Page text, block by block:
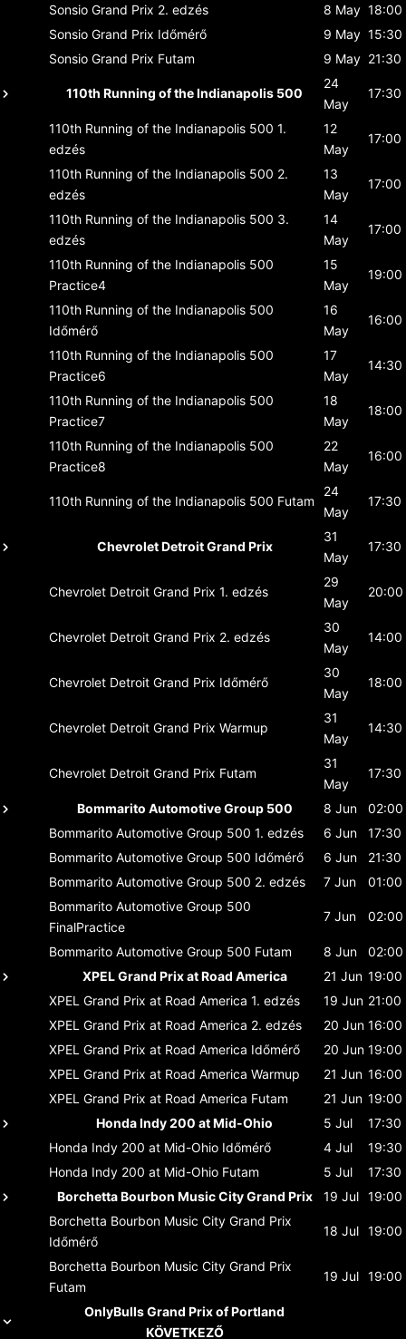
Sonsio Grand Prix 2. edzés 8 May 18:00
Sonsio Grand Prix Időmérő 9 May 15:30
Sonsio Grand Prix Futam 9 May 21:30
110th Running of the Indianapolis 500
24
May
17:30
110th Running of the Indianapolis 500 1.
edzés
12
May
17:00
110th Running of the Indianapolis 500 2.
edzés
13
May
17:00
110th Running of the Indianapolis 500 3.
edzés
14
May
17:00
110th Running of the Indianapolis 500
Practice4
15
May
19:00
110th Running of the Indianapolis 500
Időmérő
16
May
16:00
110th Running of the Indianapolis 500
Practice6
17
May
14:30
110th Running of the Indianapolis 500
Practice7
18
May
18:00
110th Running of the Indianapolis 500
Practice8
22
May
16:00
110th Running of the Indianapolis 500 Futam
24
May
17:30
Chevrolet Detroit Grand Prix
31
May
17:30
Chevrolet Detroit Grand Prix 1. edzés
29
May
20:00
Chevrolet Detroit Grand Prix 2. edzés
30
May
14:00
Chevrolet Detroit Grand Prix Időmérő
30
May
18:00
Chevrolet Detroit Grand Prix Warmup
31
May
14:30
Chevrolet Detroit Grand Prix Futam
31
May
17:30
Bommarito Automotive Group 500 8 Jun
02:00
Bommarito Automotive Group 500 1. edzés 6 Jun
17:30
Bommarito Automotive Group 500 Időmérő 6 Jun
21:30
Bommarito Automotive Group 500 2. edzés 7 Jun
01:00
Bommarito Automotive Group 500
FinalPractice
7 Jun 02:00
Bommarito Automotive Group 500 Futam 8 Jun
02:00
XPEL Grand Prix at Road America
21 Jun 19:00
XPEL Grand Prix at Road America 1. edzés 19 Jun 21:00
XPEL Grand Prix at Road America 2. edzés 20 Jun 16:00
XPEL Grand Prix at Road America Időmérő 20 Jun 19:00
XPEL Grand Prix at Road America Warmup 21 Jun 16:00
XPEL Grand Prix at Road America Futam 21 Jun 19:00
Honda Indy 200 at Mid-Ohio
5 Jul
17:30
Honda Indy 200 at Mid-Ohio Időmérő 4 Jul
19:30
Honda Indy 200 at Mid-Ohio Futam 5 Jul
17:30
Borchetta Bourbon Music City Grand Prix
19 Jul 19:00
Borchetta Bourbon Music City Grand Prix
Időmérő
18 Jul 19:00
Borchetta Bourbon Music City Grand Prix
Futam
19 Jul 19:00
OnlyBulls Grand Prix of Portland
KÖVETKEZŐ